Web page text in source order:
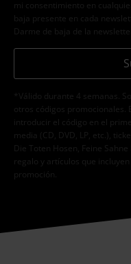
mi consentimiento en
baja presente en cada
Darme de baja de la newsletter
*Válido durante 4 semanas.
otros códigos
introducir el código en el
media (CD, DVD, LP, etc.),
Die Toten Hosen, Feine
regalo y artículos que
promoción.